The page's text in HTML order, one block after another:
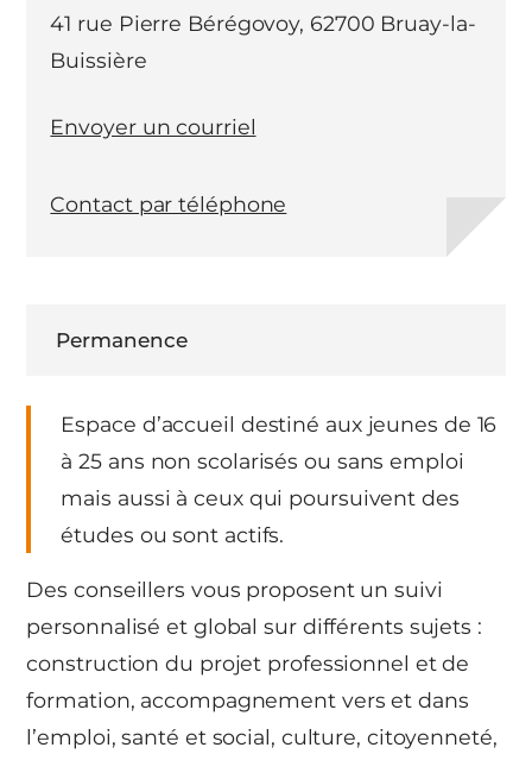
Espace d’accueil destiné aux jeunes de 16
à 25 ans non scolarisés ou sans emploi
mais aussi à ceux qui poursuivent des
études ou sont actifs.
Des conseillers vous proposent un suivi
personnalisé et global sur différents sujets :
construction du projet professionnel et de
formation, accompagnement vers et dans
l’emploi, santé et social, culture, citoyenneté,
41 rue Pierre Bérégovoy, 62700 Bruay-la-
Buissière
Envoyer un courriel
Contact par téléphone
Permanence